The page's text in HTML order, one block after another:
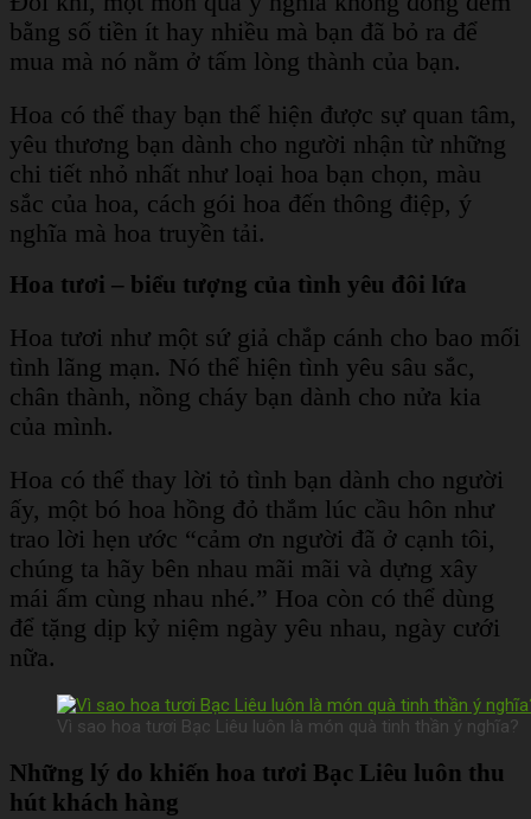
bằng số tiền ít hay nhiều mà bạn đã bỏ ra để
mua mà nó nằm ở tấm lòng thành của bạn.
Hoa có thể thay bạn thể hiện được sự quan tâm,
yêu thương bạn dành cho người nhận từ những
chi tiết nhỏ nhất như loại hoa bạn chọn, màu
sắc của hoa, cách gói hoa đến thông điệp, ý
nghĩa mà hoa truyền tải.
Hoa tươi – biểu tượng của tình yêu đôi lứa
Hoa tươi như một sứ giả chắp cánh cho bao mối
tình lãng mạn. Nó thể hiện tình yêu sâu sắc,
chân thành, nồng cháy bạn dành cho nửa kia
của mình.
Hoa có thể thay lời tỏ tình bạn dành cho người
ấy, một bó hoa hồng đỏ thắm lúc cầu hôn như
trao lời hẹn ước “cảm ơn người đã ở cạnh tôi,
chúng ta hãy bên nhau mãi mãi và dựng xây
mái ấm cùng nhau nhé.” Hoa còn có thể dùng
để tặng dịp kỷ niệm ngày yêu nhau, ngày cưới
nữa.
Vì sao hoa tươi Bạc Liêu luôn là món quà tinh thần ý nghĩa?
Những lý do khiến hoa tươi Bạc Liêu luôn thu
hút khách hàng